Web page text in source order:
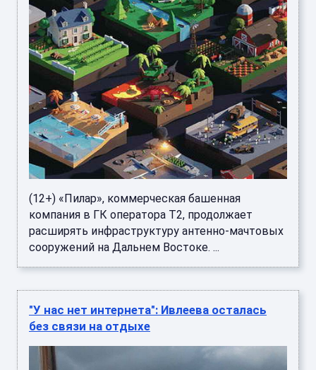
(12+) «Пилар», коммерческая башенная
компания в ГК оператора Т2, продолжает
расширять инфраструктуру антенно-мачтовых
сооружений на Дальнем Востоке. ...
"У нас нет интернета": Ивлеева осталась
без связи на отдыхе